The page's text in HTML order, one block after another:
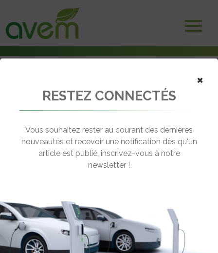
Mercedes teste son camion Atego Bluetec hybride
← Revenir aux actualités
ATEGO BLUETEC HYBRIDE
Rédigé par le 13 Déc 2007 à 00:00 0 commentaires
×
RESTEZ CONNECTÉS
Vous souhaitez rester au courant des dernières
nouveautés et recevoir une notification dès qu'un
article est publié, inscrivez-vous à notre
newsletter !